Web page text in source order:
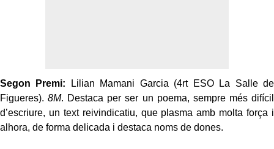
Segon Premi:
Lilian Mamani Garcia (4rt ESO La Salle de
Figueres).8M. Destaca per ser un poema, sempre més difícil
d’escriure, un text reivindicatiu, que plasma amb molta força i
alhora, de forma delicada i destaca noms de dones.